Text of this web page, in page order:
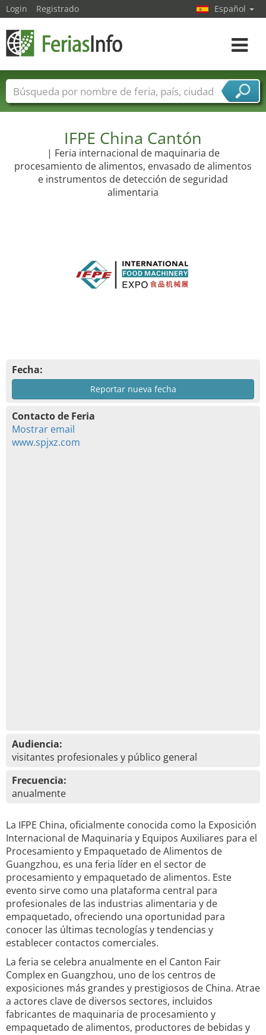
IFPE China Cantón
| Feria internacional de maquinaria de
procesamiento de alimentos, envasado de alimentos
e instrumentos de detección de seguridad
alimentaria
Fecha:
Reportar nueva fecha
Contacto de Feria
Mostrar email
www.spjxz.com
Audiencia:
visitantes profesionales y público general
Frecuencia:
anualmente
La IFPE China, oficialmente conocida como la Exposición
Internacional de Maquinaria y Equipos Auxiliares para el
Procesamiento y Empaquetado de Alimentos de
Guangzhou, es una feria líder en el sector de
procesamiento y empaquetado de alimentos. Este
evento sirve como una plataforma central para
profesionales de las industrias alimentaria y de
empaquetado, ofreciendo una oportunidad para
conocer las últimas tecnologías y tendencias y
establecer contactos comerciales.
La feria se celebra anualmente en el Canton Fair
Complex en Guangzhou, uno de los centros de
exposiciones más grandes y prestigiosos de China. Atrae
a actores clave de diversos sectores, incluidos
fabricantes de maquinaria de procesamiento y
empaquetado de alimentos, productores de bebidas y
Login Registrado Español
toggle
Nombres de ferias Países
Ciudades
Sectores de proveedor de servicios